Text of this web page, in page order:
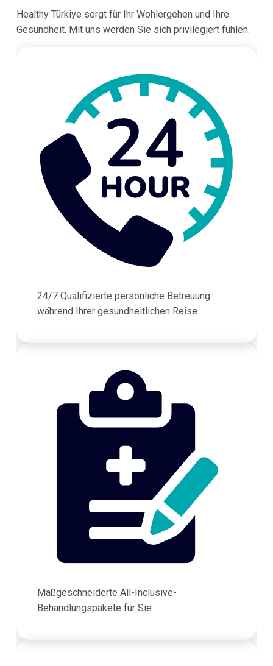
Healthy Türkiye sorgt für Ihr Wohlergehen und Ihre
Gesundheit. Mit uns werden Sie sich privilegiert fühlen.
24/7 Qualifizierte persönliche Betreuung
während Ihrer gesundheitlichen Reise
Maßgeschneiderte All-Inclusive-
Behandlungspakete für Sie